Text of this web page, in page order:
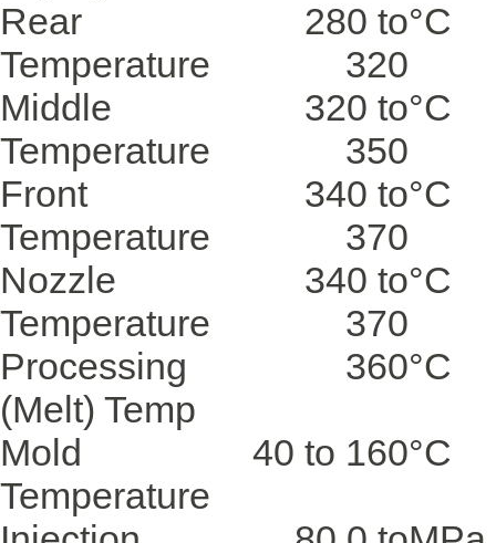
Rear
Temperature
280 to
320
°C
Middle
Temperature
320 to
350
°C
Front
Temperature
340 to
370
°C
Nozzle
Temperature
340 to
370
°C
Processing
(Melt) Temp
360°C
Mold
Temperature
40 to 160°C